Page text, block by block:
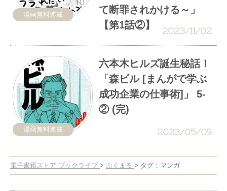
漫画無料連載
て断罪されかける～」
【第1話②】
2023/11/02
漫画無料連載
六本木ヒルズ誕生秘話！
「森ビル [まんがで学ぶ
成功企業の仕事術]」 5-
② (完)
2023/05/09
電子書籍ストア ブックライブ > ぶくまる > タグ：マンガ